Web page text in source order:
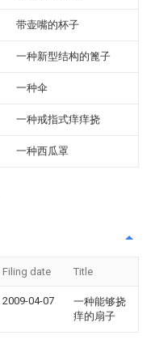
带壶嘴的杯子
一种新型结构的篦子
一种伞
一种戒指式痒痒挠
一种西瓜罩
Filing date Title
2009-04-07
一种能够挠
痒的扇子